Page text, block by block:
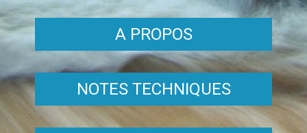
A PROPOS
NOTES TECHNIQUES